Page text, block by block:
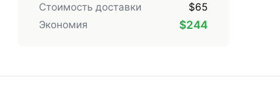
Стоимость доставки
$65
Экономия
$244